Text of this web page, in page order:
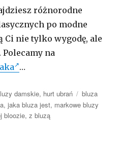
różnorodne
po modne
Ci nie tylko wygodę, ale
na
…
damskie, hurt ubrań Tagi
bluza
,jaka bluza jest, markowe bluzy
bloozie,z bluzą